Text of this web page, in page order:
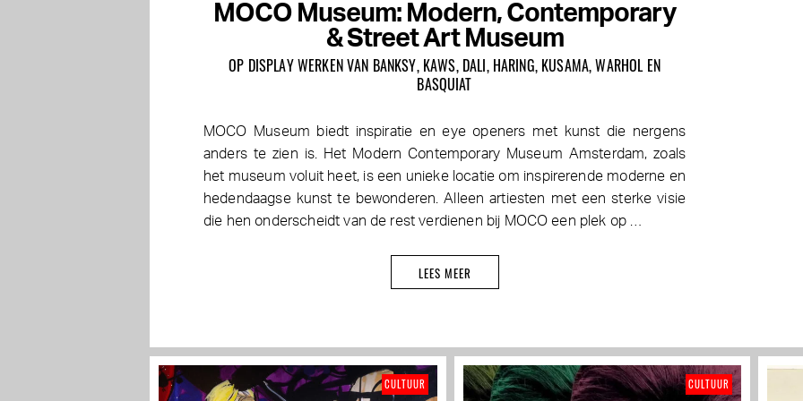
MOCO Museum: Modern, Contemporary
& Street Art Museum
OP DISPLAY WERKEN VAN BANKSY, KAWS, DALI, HARING, KUSAMA, WARHOL EN
BASQUIAT
MOCO Museum biedt inspiratie en eye openers met kunst die nergens
anders te zien is. Het Modern Contemporary Museum Amsterdam, zoals
het museum voluit heet, is een unieke locatie om inspirerende moderne en
hedendaagse kunst te bewonderen. Alleen artiesten met een sterke visie
die hen onderscheidt van de rest verdienen bij MOCO een plek op …
LEES MEER
CULTUUR CULTUUR